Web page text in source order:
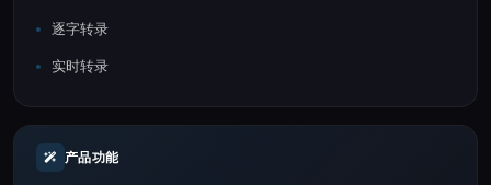
逐字转录
实时转录
产品功能